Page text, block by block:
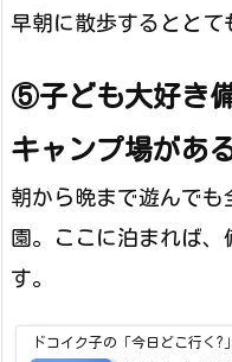
早朝に散歩するととて
⑤子ども大好き
キャンプ場があ
朝から晩まで遊んで
園。ここに泊まれば、
す。
ドコイク子の「今日どこ行く?」